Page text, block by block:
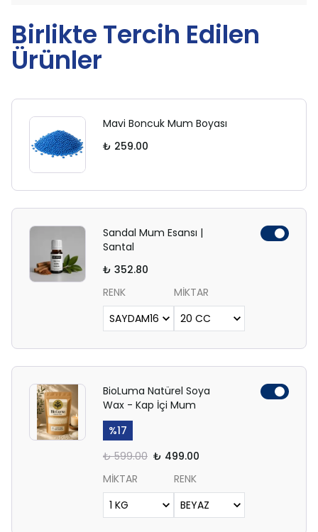
Birlikte Tercih Edilen
Ürünler
Mavi Boncuk Mum Boyası
₺ 259.00
Sandal Mum Esansı |
Santal
₺ 352.80
RENK
MİKTAR
BioLuma Natürel Soya
Wax - Kap İçi Mum
%17
₺ 599.00 ₺ 499.00
MİKTAR
RENK